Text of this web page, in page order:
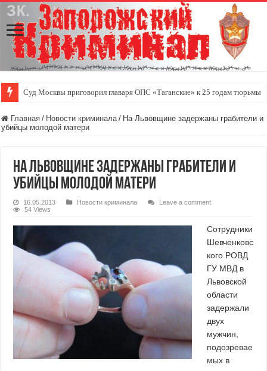
Суд Москвы приговорил главаря ОПС «Таганские» к 25 годам тюрьмы
Главная / Новости криминала / На Львовщине задержаны грабители и
убийцы молодой матери
На Львовщине задержаны грабители и
убийцы молодой матери
16.05.2013 Новости криминала
Leave a comment
54 Views
Сотрудники
Шевченковс
кого РОВД
ГУ МВД в
Львовской
области
задержали
двух
мужчин,
подозревае
мых в